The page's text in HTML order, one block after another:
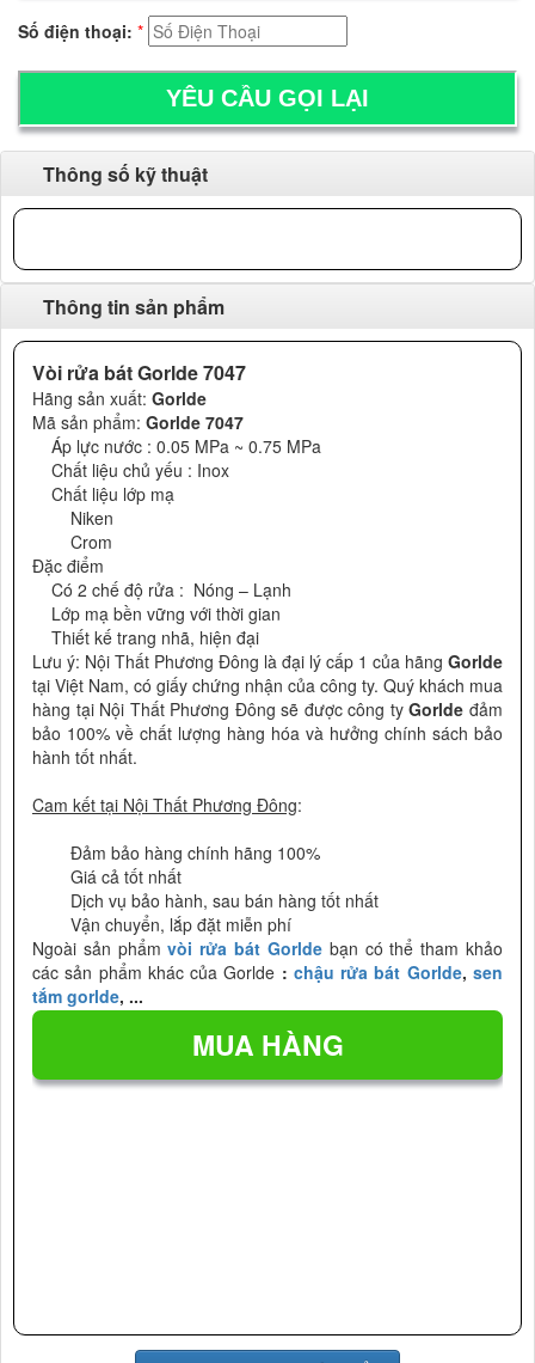
Số điện thoại: *
Thông số kỹ thuật
Thông tin sản phẩm
Vòi rửa bát Gorlde 7047
Hãng sản xuất: Gorlde
Mã sản phẩm: Gorlde 7047
Áp lực nước : 0.05 MPa ~ 0.75 MPa
Chất liệu chủ yếu : Inox
Chất liệu lớp mạ
Niken
Crom
Đặc điểm
Có 2 chế độ rửa : Nóng – Lạnh
Lớp mạ bền vững với thời gian
Thiết kế trang nhã, hiện đại
Lưu ý: Nội Thất Phương Đông là đại lý cấp 1 của hãng Gorlde
tại Việt Nam, có giấy chứng nhận của công ty. Quý khách mua
hàng tại Nội Thất Phương Đông sẽ được công tyGorlde đảm
bảo 100% về chất lượng hàng hóa và hưởng chính sách bảo
hành tốt nhất.
Cam kết tại Nội Thất Phương Đông:
Đảm bảo hàng chính hãng 100%
Giá cả tốt nhất
Dịch vụ bảo hành, sau bán hàng tốt nhất
Vận chuyển, lắp đặt miễn phí
Ngoài sản phẩmvòi rửa bát Gorldebạn có thể tham khảo
các sản phẩm khác của Gorlde : chậu rửa bát Gorlde,sen
tắm gorlde, ...